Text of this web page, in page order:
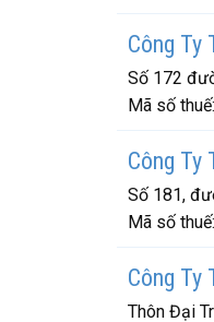
Công Ty
Số 172
Mã số thuế:
Công Ty
Số 181,
Mã số thuế:
Công Ty
Thôn Đại